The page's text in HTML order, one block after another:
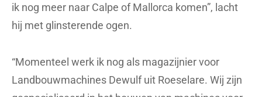
ik nog meer naar Calpe of Mallorca komen”, lacht
hij met glinsterende ogen.
“Momenteel werk ik nog als magazijnier voor
Landbouwmachines Dewulf uit Roeselare. Wij zijn